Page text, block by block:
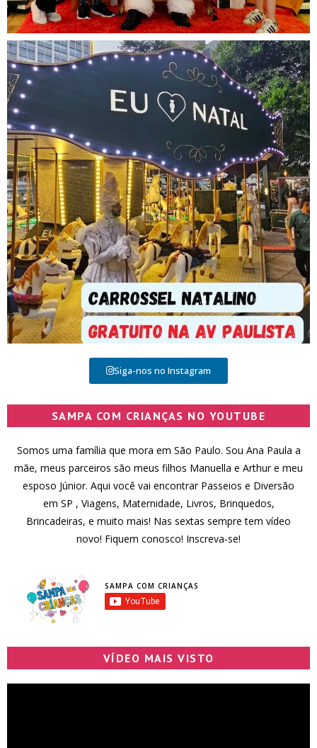
Siga-nos no Instagram
SAMPA COM CRIANÇAS NO YOUTUBE
Somos uma família que mora em São Paulo. Sou Ana Paula a
mãe, meus parceiros são meus filhos Manuella e Arthur e meu
esposo Júnior. Aqui você vai encontrar Passeios e Diversão
em SP , Viagens, Maternidade, Livros, Brinquedos,
Brincadeiras, e muito mais! Nas sextas sempre tem vídeo
novo! Fiquem conosco! Inscreva-se!
SAMPA COM CRIANÇAS
VÍDEO MAIS VISTO